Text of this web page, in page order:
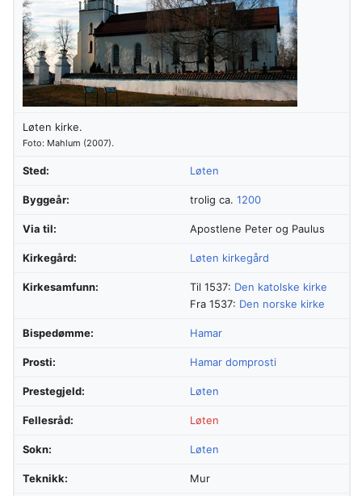
Løten kirke.
Foto: Mahlum (2007).
Sted: Løten
Byggeår: trolig ca. 1200
Via til: Apostlene Peter og Paulus
Kirkegård: Løten kirkegård
Kirkesamfunn: Til 1537: Den katolske kirke
Fra 1537: Den norske kirke
Bispedømme: Hamar
Prosti: Hamar domprosti
Prestegjeld: Løten
Fellesråd: Løten
Sokn: Løten
Teknikk: Mur